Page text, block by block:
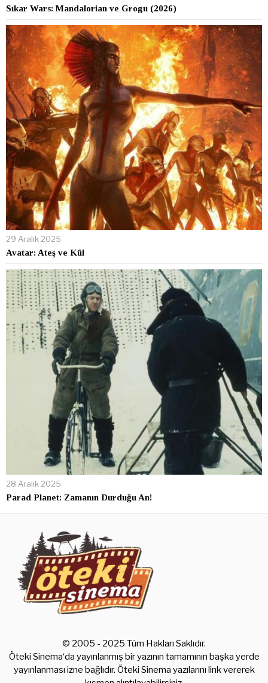
Sıkar Wars: Mandalorian ve Grogu (2026)
29 Aralık 2025
Avatar: Ateş ve Kül
28 Aralık 2025
Parad Planet: Zamanın Durduğu An!
© 2005 - 2025 Tüm Hakları Saklıdır.
Öteki Sinema‘da yayınlanmış bir yazının tamamının başka yerde
yayınlanması izne bağlıdır. Öteki Sinema yazılarını link vererek